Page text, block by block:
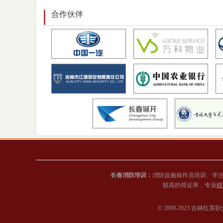
合作伙伴
长春消防培训： 消防设施操作员培训、学
较高的得证率，专业
© 2009-2023 吉林红英职